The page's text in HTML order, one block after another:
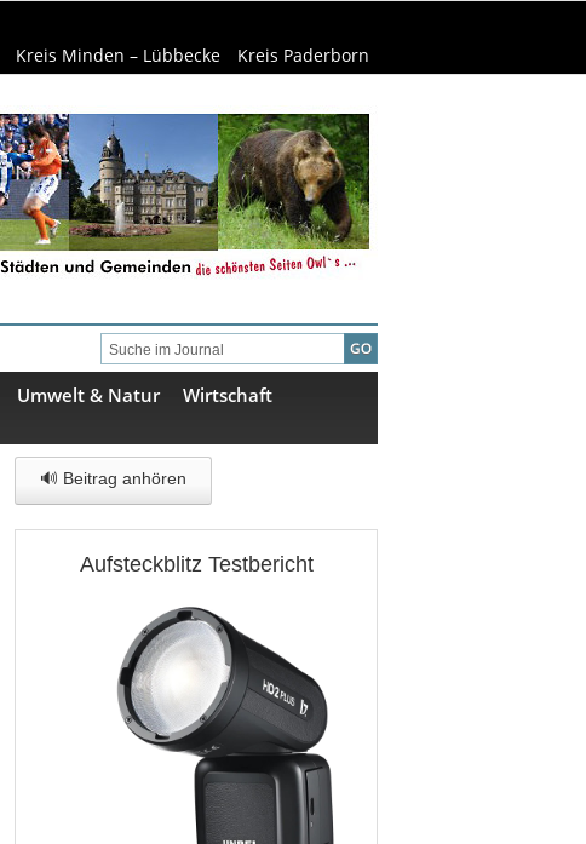
Kreis Minden – Lübbecke Kreis Paderborn
Umwelt & Natur
Wirtschaft
🔊 Beitrag anhören
Aufsteckblitz Testbericht